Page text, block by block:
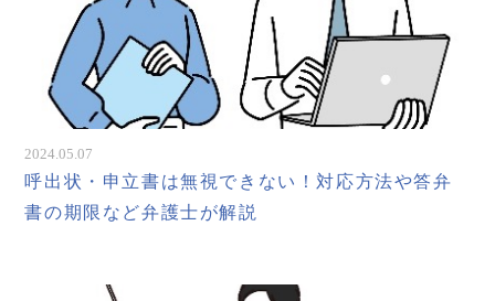
2024.05.07
呼出状・申立書は無視できない！対応方法や答弁
書の期限など弁護士が解説